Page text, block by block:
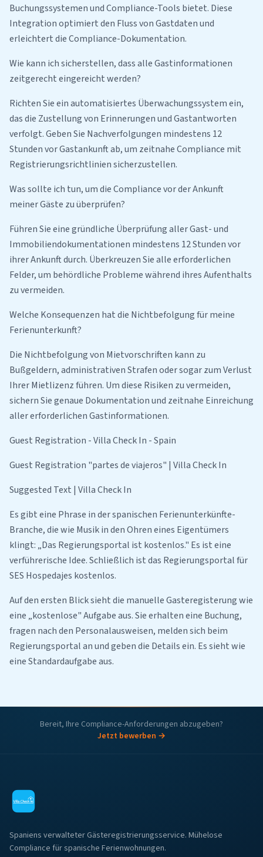
Buchungssystemen und Compliance-Tools bietet. Diese
Integration optimiert den Fluss von Gastdaten und
erleichtert die Compliance-Dokumentation.
Wie kann ich sicherstellen, dass alle Gastinformationen
zeitgerecht eingereicht werden?
Richten Sie ein automatisiertes Überwachungssystem ein,
das die Zustellung von Erinnerungen und Gastantworten
verfolgt. Geben Sie Nachverfolgungen mindestens 12
Stunden vor Gastankunft ab, um zeitnahe Compliance mit
Registrierungsrichtlinien sicherzustellen.
Was sollte ich tun, um die Compliance vor der Ankunft
meiner Gäste zu überprüfen?
Führen Sie eine gründliche Überprüfung aller Gast- und
Immobiliendokumentationen mindestens 12 Stunden vor
ihrer Ankunft durch. Überkreuzen Sie alle erforderlichen
Felder, um behördliche Probleme während ihres Aufenthalts
zu vermeiden.
Welche Konsequenzen hat die Nichtbefolgung für meine
Ferienunterkunft?
Die Nichtbefolgung von Mietvorschriften kann zu
Bußgeldern, administrativen Strafen oder sogar zum Verlust
Ihrer Mietlizenz führen. Um diese Risiken zu vermeiden,
sichern Sie genaue Dokumentation und zeitnahe Einreichung
aller erforderlichen Gastinformationen.
Guest Registration - Villa Check In - Spain
Guest Registration "partes de viajeros" | Villa Check In
Suggested Text | Villa Check In
Es gibt eine Phrase in der spanischen Ferienunterkünfte-
Branche, die wie Musik in den Ohren eines Eigentümers
klingt: „Das Regierungsportal ist kostenlos." Es ist eine
verführerische Idee. Schließlich ist das Regierungsportal für
SES Hospedajes kostenlos.
Auf den ersten Blick sieht die manuelle Gasteregisterung wie
eine „kostenlose" Aufgabe aus. Sie erhalten eine Buchung,
fragen nach den Personalausweisen, melden sich beim
Regierungsportal an und geben die Details ein. Es sieht wie
eine Standardaufgabe aus.
Bereit, Ihre Compliance-Anforderungen abzugeben?
Jetzt bewerben →
Spaniens verwalteter Gästeregistrierungsservice. Mühelose
Compliance für spanische Ferienwohnungen.